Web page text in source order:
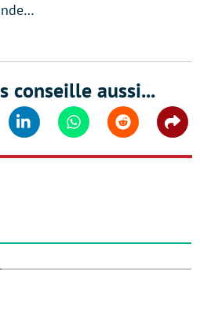
conseille aussi...
Linkedin WhatsappReddit